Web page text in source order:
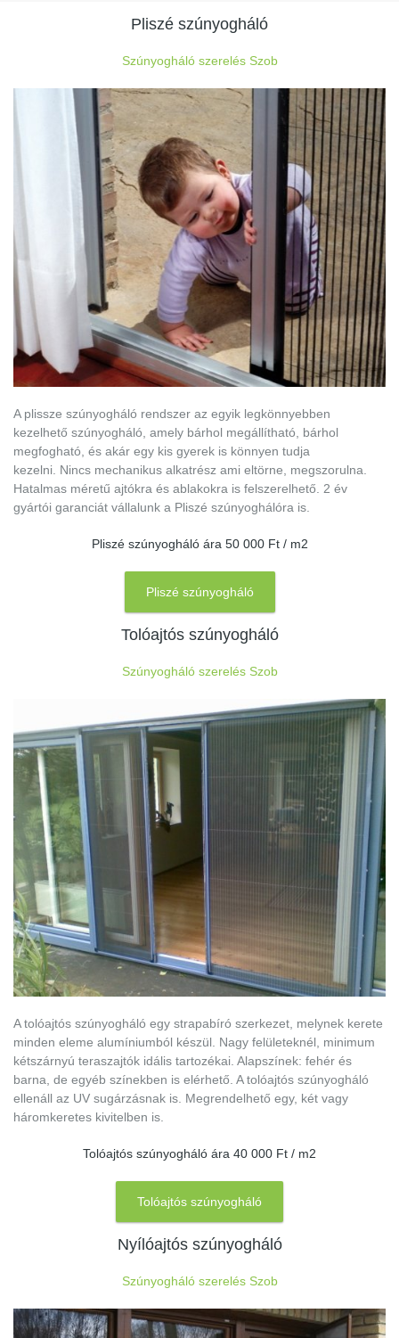
Pliszé szúnyogháló
Szúnyogháló szerelés Szob
A plissze szúnyogháló rendszer az egyik legkönnyebben
kezelhető szúnyogháló, amely bárhol megállítható, bárhol
megfogható, és akár egy kis gyerek is könnyen tudja
kezelni. Nincs mechanikus alkatrész ami eltörne, megszorulna.
Hatalmas méretű ajtókra és ablakokra is felszerelhető. 2 év
gyártói garanciát vállalunk a Pliszé szúnyoghálóra is.
Pliszé szúnyogháló ára 50 000 Ft / m2
Pliszé szúnyogháló
Tolóajtós szúnyogháló
Szúnyogháló szerelés Szob
A tolóajtós szúnyogháló egy strapabíró szerkezet, melynek kerete
minden eleme alumíniumból készül. Nagy felületeknél, minimum
kétszárnyú teraszajtók idális tartozékai. Alapszínek: fehér és
barna, de egyéb színekben is elérhető. A tolóajtós szúnyogháló
ellenáll az UV sugárzásnak is. Megrendelhető egy, két vagy
háromkeretes kivitelben is.
Tolóajtós szúnyogháló ára 40 000 Ft / m2
Tolóajtós szúnyogháló
Nyílóajtós szúnyogháló
Szúnyogháló szerelés Szob